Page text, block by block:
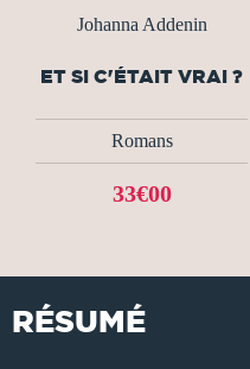
Johanna Addenin
ET SI C'ÉTAIT VRAI ?
Romans
33€00
RÉSUMÉ